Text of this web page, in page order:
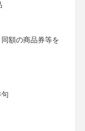
額の商品券等を